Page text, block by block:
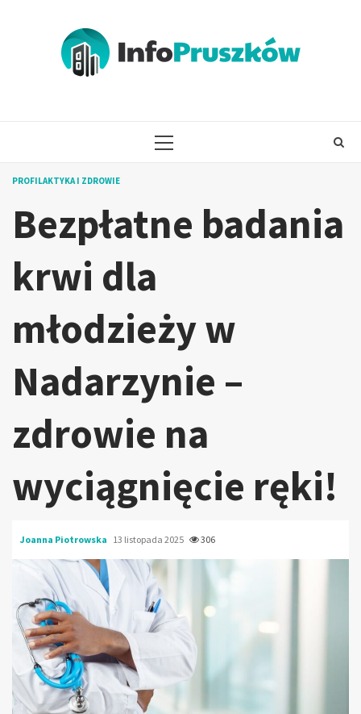
PRIMARY
PROFILAKTYKA I ZDROWIE
Bezpłatne badania
krwi dla
młodzieży w
Nadarzynie –
zdrowie na
wyciągnięcie ręki!
Joanna Piotrowska 13 listopada 2025 306